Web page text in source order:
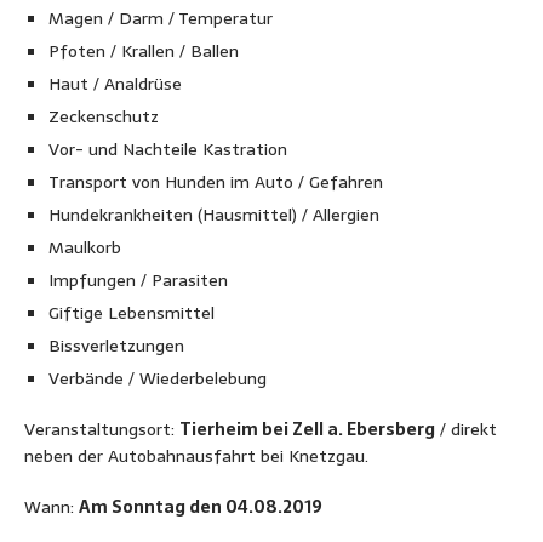
Magen / Darm / Temperatur
Pfoten / Krallen / Ballen
Haut / Analdrüse
Zeckenschutz
Vor- und Nachteile Kastration
Transport von Hunden im Auto / Gefahren
Hundekrankheiten (Hausmittel) / Allergien
Maulkorb
Impfungen / Parasiten
Giftige Lebensmittel
Bissverletzungen
Verbände / Wiederbelebung
Veranstaltungsort: Tierheim bei Zell a. Ebersberg/ direkt
neben der Autobahnausfahrt bei Knetzgau.
Wann: Am Sonntag den 04.08.2019